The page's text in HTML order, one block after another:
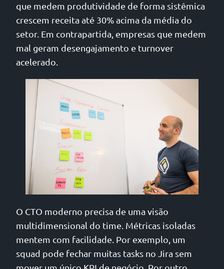
que medem produtividade de forma sistêmica
crescem receita até 30% acima da média do
setor. Em contrapartida, empresas que medem
mal geram desengajamento e turnover
acelerado.
O CTO moderno precisa de uma visão
multidimensional do time. Métricas isoladas
mentem com facilidade. Por exemplo, um
squad pode fechar muitas tasks no Jira sem